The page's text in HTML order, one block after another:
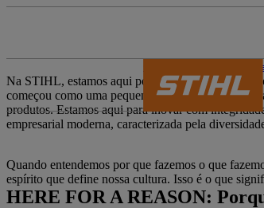
Na STIHL, estamos aqui por uma razão e um pelo
começou como uma pequena empresa familiar se
produtos. Estamos aqui para inovar com
empresarial moderna, caracterizada pela
Quando entendemos por que fazemos o que
espírito que define nossa cultura. Isso é o que
HERE FOR A REASON: